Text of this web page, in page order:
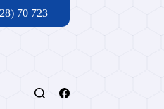
70 723
Svetainės medis